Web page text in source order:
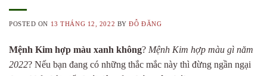
POSTED ON 13 THÁNG 12, 2022 BYĐỖ ĐĂNG
Mệnh Kim hợp màu xanh không? Mệnh Kim hợp màu gì năm
2022? Nếu bạn đang có những thắc mắc này thì đừng ngần ngại